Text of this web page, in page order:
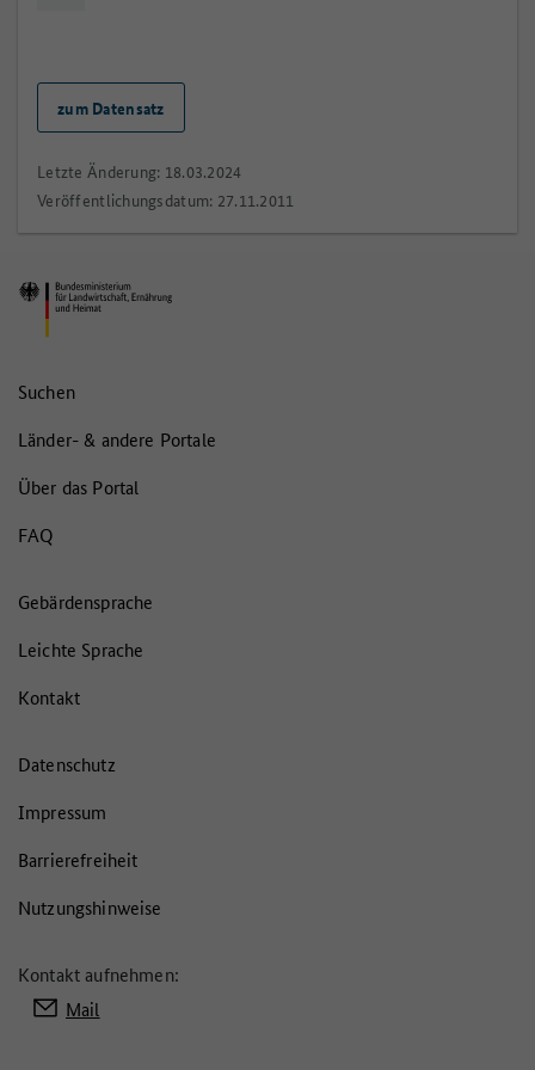
zum Datensatz
Letzte Änderung: 18.03.2024
Veröffentlichungsdatum: 27.11.2011
Suchen
Länder- & andere Portale
Über das Portal
FAQ
Gebärdensprache
Leichte Sprache
Kontakt
Datenschutz
Impressum
Barrierefreiheit
Nutzungshinweise
Kontakt aufnehmen:
Mail